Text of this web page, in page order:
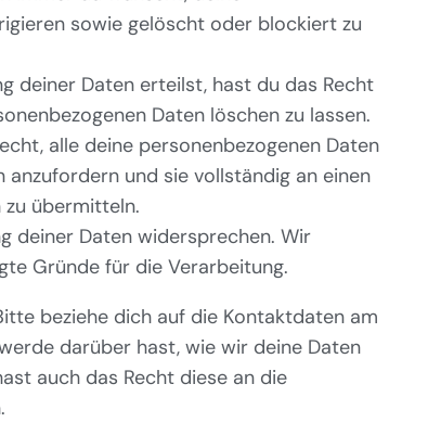
sowie gelöscht oder blockiert zu
deiner Daten erteilst, hast du das Recht
Daten löschen zu lassen.
alle deine personenbezogenen Daten
und sie vollständig an einen
übermitteln.
deiner Daten widersprechen. Wir
Gründe für die Verarbeitung.
beziehe dich auf die Kontaktdaten am
darüber hast, wie wir deine Daten
auch das Recht diese an die